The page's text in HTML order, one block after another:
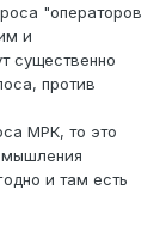
"операторов
и
существенно
против
МРК, то это
и там есть